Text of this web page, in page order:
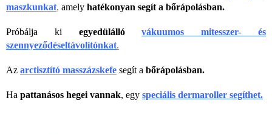
maszkunkat, amely hatékonyan segít a bőrápolásban.
Próbálja ki egyedülálló
vákuumos mitesszer- és
szennyeződéseltávolítónkat.
Az arctisztító masszázskefe segít a bőrápolásban.
Ha pattanásos hegei vannak, egy speciális dermaroller segíthet.